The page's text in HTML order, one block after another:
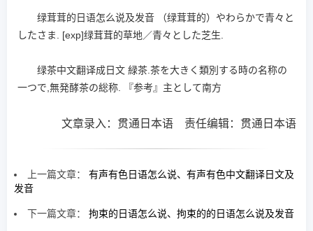
绿茸茸的日语怎么说及发音 （绿茸茸的）やわらかで青々と
したさま. [exp]绿茸茸的草地／青々とした芝生.
绿茶中文翻译成日文 緑茶.茶を大きく類別する時の名称の
一つで,無発酵茶の総称. 『参考』主として南方
文章录入：贯通日本语 责任编辑：贯通日本语
上一篇文章： 有声有色日语怎么说、有声有色中文翻译日文及
发音
下一篇文章： 拘束的日语怎么说、拘束的的日语怎么说及发音